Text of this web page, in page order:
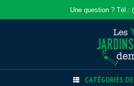
Une question ? Tél.:
CATÉGORIES